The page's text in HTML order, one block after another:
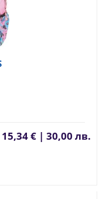
15,34 € | 30,00 лв.